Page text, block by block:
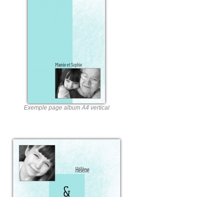
Exemple page album A4 vertical